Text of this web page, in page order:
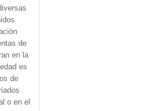
de
en la
es
de
o en el